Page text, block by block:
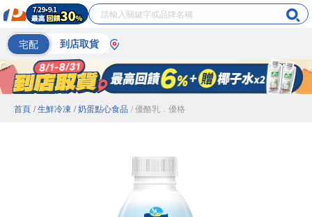
宅配 到店取貨
首頁 / 生鮮冷凍 / 奶蛋點心食品 / 優酪乳．優格